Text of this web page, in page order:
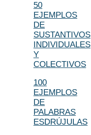
50
EJEMPLOS
DE
SUSTANTIVOS
INDIVIDUALES
Y
COLECTIVOS
100
EJEMPLOS
DE
PALABRAS
ESDRÚJULAS